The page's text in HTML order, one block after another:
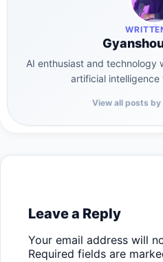
AI enthusiast and technology
artificial intelligence
View all posts
Leave a Reply
Your email address will
Required fields are